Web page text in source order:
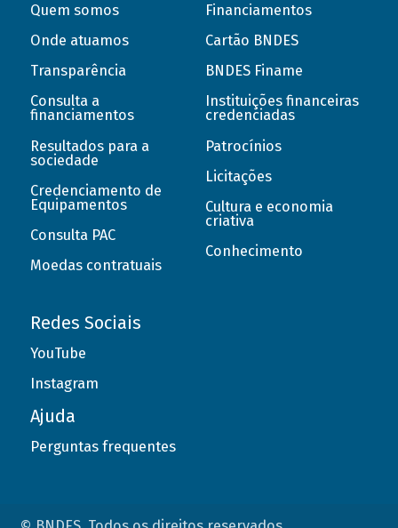
Quem somos
Onde atuamos
Transparência
Consulta a
financiamentos
Resultados para a
sociedade
Credenciamento de
Equipamentos
Consulta PAC
Moedas contratuais
Financiamentos
Cartão BNDES
BNDES Finame
Instituições financeiras
credenciadas
Patrocínios
Licitações
Cultura e economia
criativa
Conhecimento
Redes Sociais
YouTube
Instagram
Ajuda
Perguntas frequentes